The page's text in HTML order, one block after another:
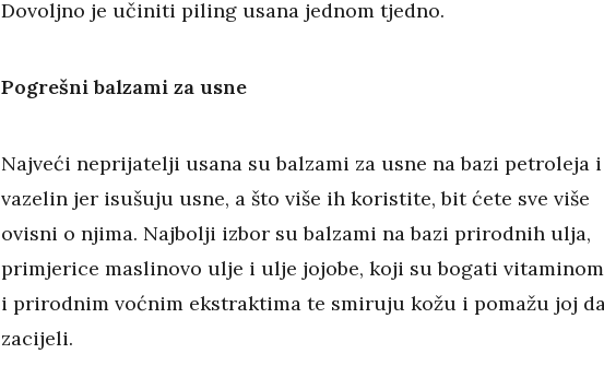
Dovoljno je učiniti piling usana jednom tjedno.
Pogrešni balzami za usne
Najveći neprijatelji usana su balzami za usne na bazi petroleja i
vazelin jer isušuju usne, a što više ih koristite, bit ćete sve više
ovisni o njima. Najbolji izbor su balzami na bazi prirodnih ulja,
primjerice maslinovo ulje i ulje jojobe, koji su bogati
i prirodnim voćnim ekstraktima te smiruju kožu i pomažu joj
zacijeli.